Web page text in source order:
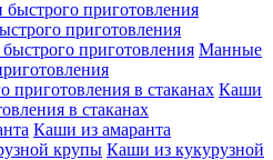
приготовления
Манные
Каши
в стаканах
Каши из амаранта
Каши из кукурузной